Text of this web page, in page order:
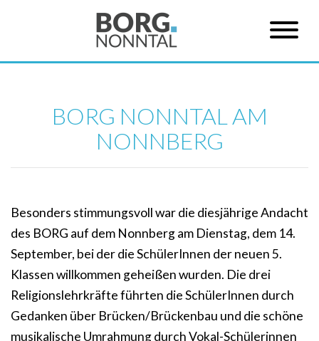
BORG NONNTAL AM
NONNBERG
Besonders stimmungsvoll war die diesjährige Andacht
des BORG auf dem Nonnberg am Dienstag, dem 14.
September, bei der die SchülerInnen der neuen 5.
Klassen willkommen geheißen wurden. Die drei
Religionslehrkräfte führten die SchülerInnen durch
Gedanken über Brücken/Brückenbau und die schöne
musikalische Umrahmung durch Vokal-Schülerinnen